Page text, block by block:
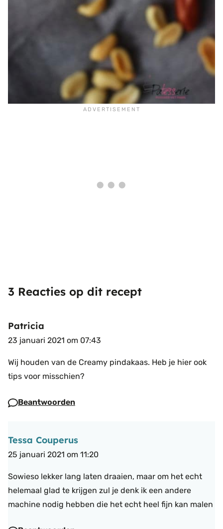
3 Reacties op dit recept
Patricia
23 januari 2021 om 07:43
Wij houden van de Creamy pindakaas. Heb je hier ook
tips voor misschien?
Beantwoorden
Tessa Couperus
25 januari 2021 om 11:20
Sowieso lekker lang laten draaien, maar om het echt
helemaal glad te krijgen zul je denk ik een andere
machine nodig hebben die het echt heel fijn kan malen